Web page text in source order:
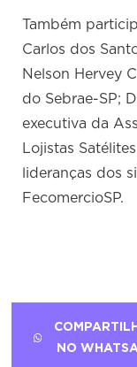
Também
Carlos dos
Nelson Hervey
do Sebrae-SP;
executiva da
Lojistas
lideranças dos
FecomercioSP.
NO